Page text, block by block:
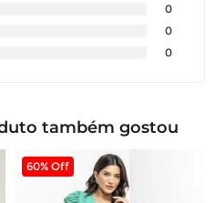
0
0
0
também gostou
60% Off